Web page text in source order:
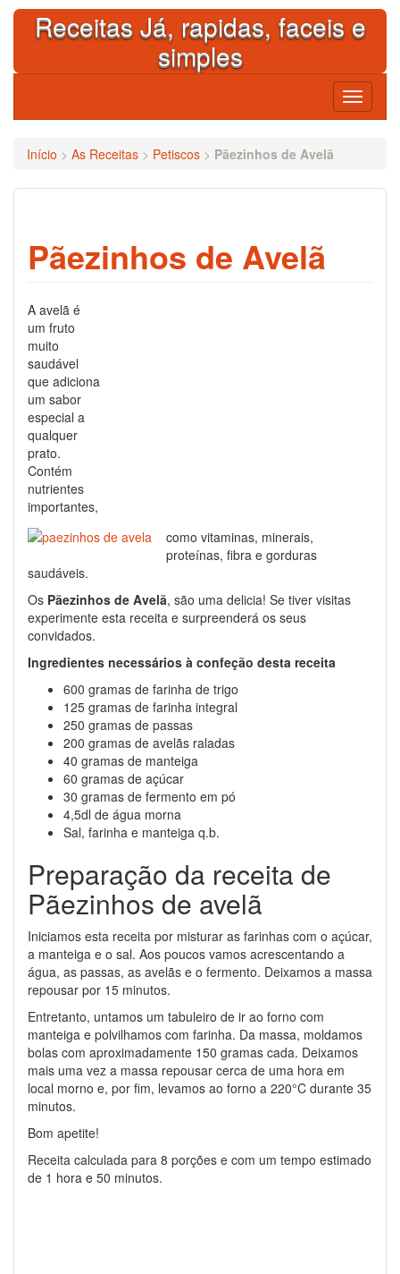
Skip
contentReceitas Já, rapidas, faceis e
simples
Toggle
Início > As Receitas > Petiscos > Pãezinhos de Avelã
Pãezinhos de Avelã
A avelã é
um fruto
muito
saudável
que adiciona
um sabor
especial a
qualquer
prato.
Contém
nutrientes
importantes,
como vitaminas, minerais,
proteínas, fibra e gorduras
saudáveis.
Os Pãezinhos de Avelã, são uma delicia! Se tiver visitas
experimente esta receita e surpreenderá os seus
convidados.
Ingredientes necessários à confeção desta receita
600 gramas de farinha de trigo
125 gramas de farinha integral
250 gramas de passas
200 gramas de avelãs raladas
40 gramas de manteiga
60 gramas de açúcar
30 gramas de fermento em pó
4,5dl de água morna
Sal, farinha e manteiga q.b.
Preparação da receita de
Pãezinhos de avelã
Iniciamos esta receita por misturar as farinhas com o açúcar,
a manteiga e o sal. Aos poucos vamos acrescentando a
água, as passas, as avelãs e o fermento. Deixamos a massa
repousar por 15 minutos.
Entretanto, untamos um tabuleiro de ir ao forno com
manteiga e polvilhamos com farinha. Da massa, moldamos
bolas com aproximadamente 150 gramas cada. Deixamos
mais uma vez a massa repousar cerca de uma hora em
local morno e, por fim, levamos ao forno a 220°C durante 35
minutos.
Bom apetite!
Receita calculada para 8 porções e com um tempo estimado
de 1 hora e 50 minutos.